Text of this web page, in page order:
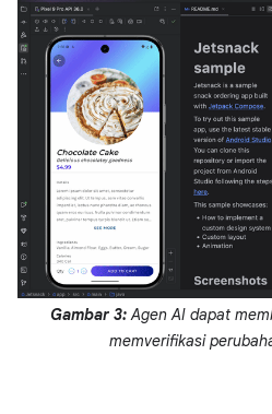
Gambar 3:Agen AI dapat
memverifikasi